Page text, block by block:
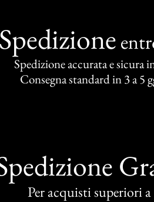
Spedizione
Spedizione accurata e sicura
Consegna standard in 3 a 5
Per acquisti superiori